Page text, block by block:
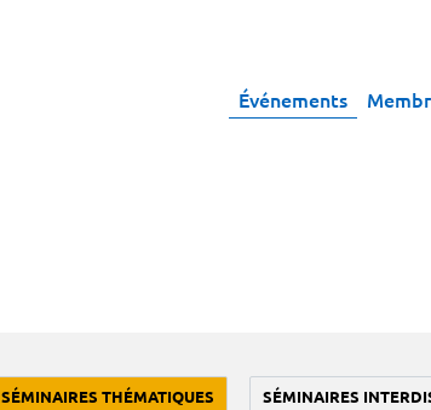
Événements
SÉMINAIRES THÉMATIQUES SÉMINAIRES